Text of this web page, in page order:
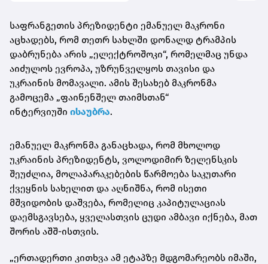
საფრანგეთის პრეზიდენტი ემანუელ მაკრონი
აცხადებს, რომ თეთრ სახლში დონალდ ტრამპის
დაბრუნება არის „ელექტროშოკი“, რომელმაც უნდა
აიძულოს ევროპა, უზრუნველყოს თავისი და
უკრაინის მომავალი. ამის შესახებ მაკრონმა
გამოცემა „ფაინენშელ თაიმსთან“
ინტერვიუში ისაუბრა.
ემანუელ მაკრონმა განაცხადა, რომ მხოლოდ
უკრაინის პრეზიდენტს, ვოლოდიმირ ზელენსკის
შეუძლია, მოლაპარაკებების წარმოება საკუთარი
ქვეყნის სახელით და აღნიშნა, რომ ისეთი
მშვიდობის დაშვება, რომელიც კაპიტულაციას
დაემსგავსება, ყველასთვის ცუდი ამბავი იქნება, მათ
შორის აშშ-ისთვის.
„ერთადერთი კითხვა ამ ეტაპზე მდგომარეობს იმაში,